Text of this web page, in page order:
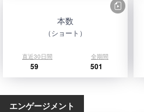
本数
（ショート）
直近30日間 全期間
59 501
エンゲージメント